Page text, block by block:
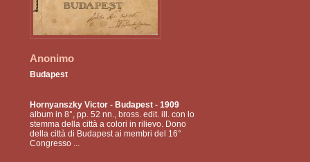
Anonimo
Budapest
Hornyanszky Victor- Budapest - 1909
album in 8°, pp. 52 nn., bross. edit. ill. con lo
stemma della città a colori in rilievo. Dono
della città di Budapest ai membri del 16°
Congresso ...